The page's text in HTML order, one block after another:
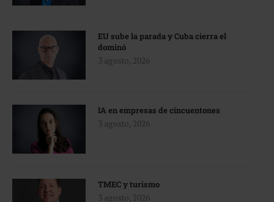
EU sube la parada y Cuba cierra el
dominó
3 agosto, 2026
IA en empresas de cincuentones
3 agosto, 2026
TMEC y turismo
3 agosto, 2026